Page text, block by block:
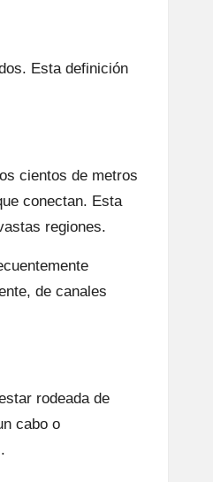
Esta definición
cientos de metros
conectan. Esta
regiones.
de canales
rodeada de
cabo o